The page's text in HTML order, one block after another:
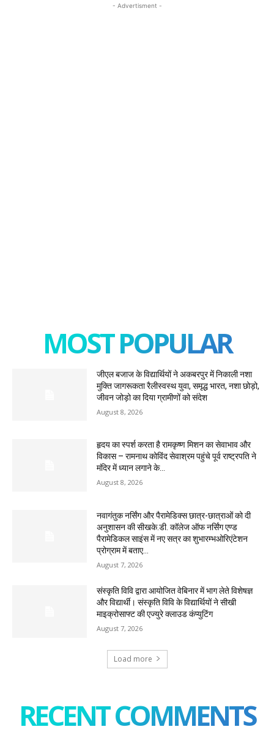
- Advertisment -
MOST POPULAR
जीएल बजाज के विद्यार्थियों ने अकबरपुर में निकाली नशा
मुक्ति जागरूकता रैलीस्वस्थ युवा, समृद्ध भारत, नशा छोड़ो,
जीवन जोड़ो का दिया ग्रामीणों को संदेश
August 8, 2026
हृदय का स्पर्श करता है रामकृष्ण मिशन का सेवाभाव और
विकास – रामनाथ कोविंद सेवाश्रम पहुंचे पूर्व राष्ट्रपति ने
मंदिर में ध्यान लगाने के...
August 8, 2026
नवागंतुक नर्सिंग और पैरामेडिक्स छात्र-छात्राओं को दी
अनुशासन की सीखके.डी. कॉलेज ऑफ नर्सिंग एण्ड
पैरामेडिकल साइंस में नए सत्र का शुभारम्भओरिएंटेशन
प्रोग्राम में बताए...
August 7, 2026
संस्कृति विवि द्वारा आयोजित वेबिनार में भाग लेते विशेषज्ञ
और विद्यार्थी। संस्कृति विवि के विद्यार्थियों ने सीखी
माइक्रोसाफ्ट की एज्युरे क्लाउड कंप्युटिंग
August 7, 2026
Load more
RECENT COMMENTS